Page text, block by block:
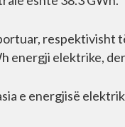
energji elektrike,
e energjisë